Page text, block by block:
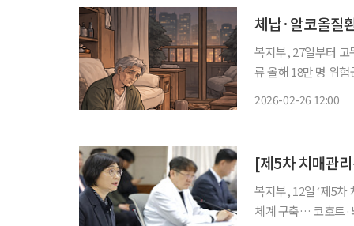
체납·알코올질
복지부, 27일부터 고
류 올해 18만 명 위험군 발굴 목
2026-02-26 12:00
[제5차 치매관
복지부, 12일 ‘제5차
체계 구축… 코호트·